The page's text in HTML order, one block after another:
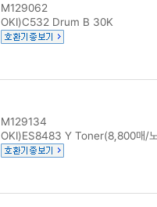
M129062
OKI)C532 Drum B 30K
M129134
OKI)ES8483 Y Toner(8,800매/